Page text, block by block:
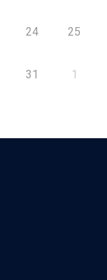
24 25
31 1